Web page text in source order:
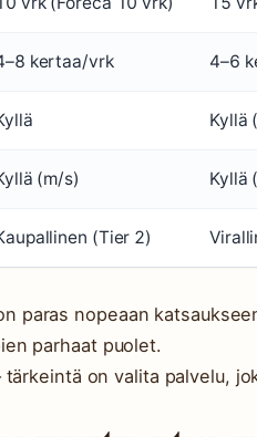
kertaa/vrk 4–6
Kyllä
(m/s) Kyllä
(Tier 2)
paras nopeaan
parhaat puolet.
tärkeintä on valita palvelu,